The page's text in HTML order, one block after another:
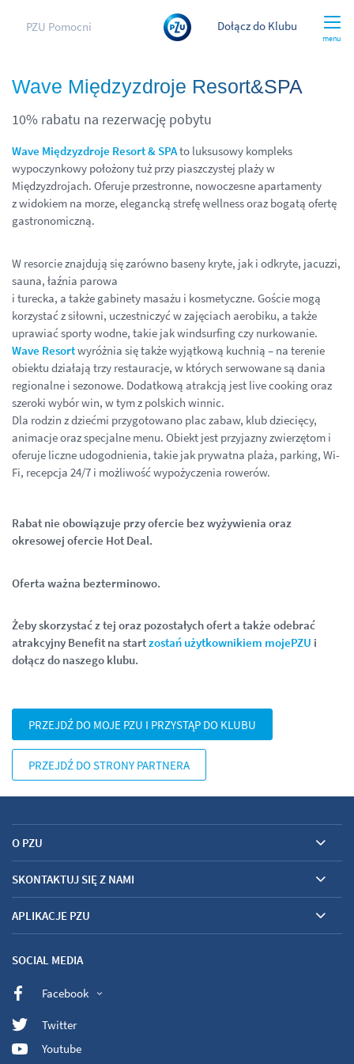
menu
PZU Pomocni Dołącz do Klubu
Wave Międzyzdroje Resort&SPA
10% rabatu na rezerwację pobytu
Wave Międzyzdroje Resort & SPAto luksusowy kompleks
wypoczynkowy położony tuż przy piaszczystej plaży w
Międzyzdrojach. Oferuje przestronne, nowoczesne apartamenty
z widokiem na morze, elegancką strefę wellness oraz bogatą ofertę
gastronomiczną.
W resorcie znajdują się zarówno baseny kryte, jak i odkryte, jacuzzi,
sauna, łaźnia parowa
i turecka, a także gabinety masażu i kosmetyczne. Goście mogą
korzystać z siłowni, uczestniczyć w zajęciach aerobiku, a także
uprawiać sporty wodne, takie jak windsurfing czy nurkowanie.
Wave Resortwyróżnia się także wyjątkową kuchnią – na terenie
obiektu działają trzy restauracje, w których serwowane są dania
regionalne i sezonowe. Dodatkową atrakcją jest live cooking oraz
szeroki wybór win, w tym z polskich winnic.
Dla rodzin z dziećmi przygotowano plac zabaw, klub dziecięcy,
animacje oraz specjalne menu. Obiekt jest przyjazny zwierzętom i
oferuje liczne udogodnienia, takie jak prywatna plaża, parking, Wi-
Fi, recepcja 24/7 i możliwość wypożyczenia rowerów.
Rabat nie obowiązuje przy ofercie bez wyżywienia oraz
okresowej ofercie Hot Deal.
Oferta ważna bezterminowo.
Żeby skorzystać z tej oraz pozostałych ofert a także odebrać
atrakcyjny Benefit na startzostań użytkownikiem mojePZU i
dołącz do naszego klubu.
PRZEJDŹ DO MOJE PZU I PRZYSTĄP DO KLUBU
PRZEJDŹ DO STRONY PARTNERA
O PZU
SKONTAKTUJ SIĘ Z NAMI
APLIKACJE PZU
SOCIAL MEDIA
Facebook
Twitter
Youtube